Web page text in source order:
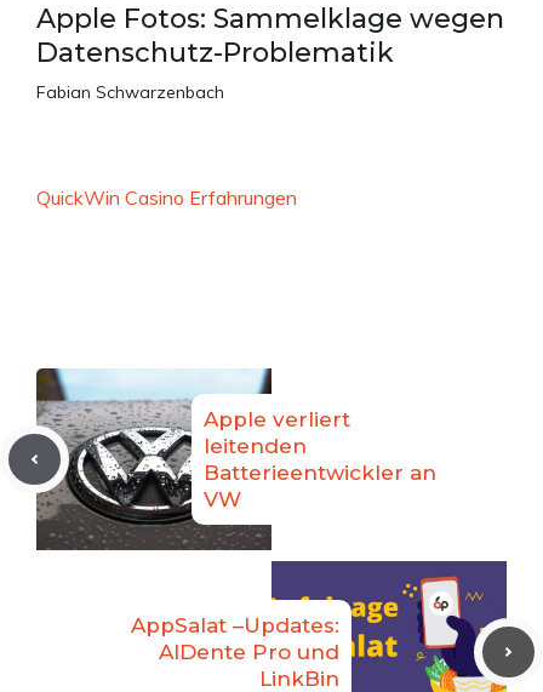
Apple Fotos: Sammelklage wegen
Datenschutz-Problematik
Fabian Schwarzenbach
QuickWin Casino Erfahrungen
Apple verliert
leitenden
Batterieentwickler an
VW
AppSalat –Updates:
AlDente Pro und
LinkBin